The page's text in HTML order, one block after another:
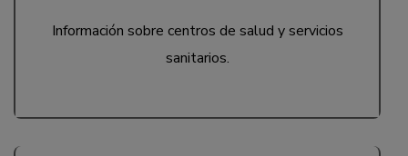
Información sobre centros de salud y servicios
sanitarios.